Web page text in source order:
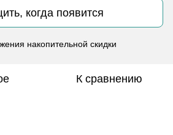
когда появится
накопительной скидки
К сравнению